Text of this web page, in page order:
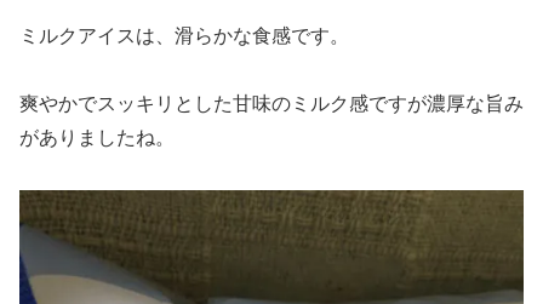
ミルクアイスは、滑らかな食感です。
爽やかでスッキリとした甘味のミルク感ですが濃厚な旨み
がありましたね。